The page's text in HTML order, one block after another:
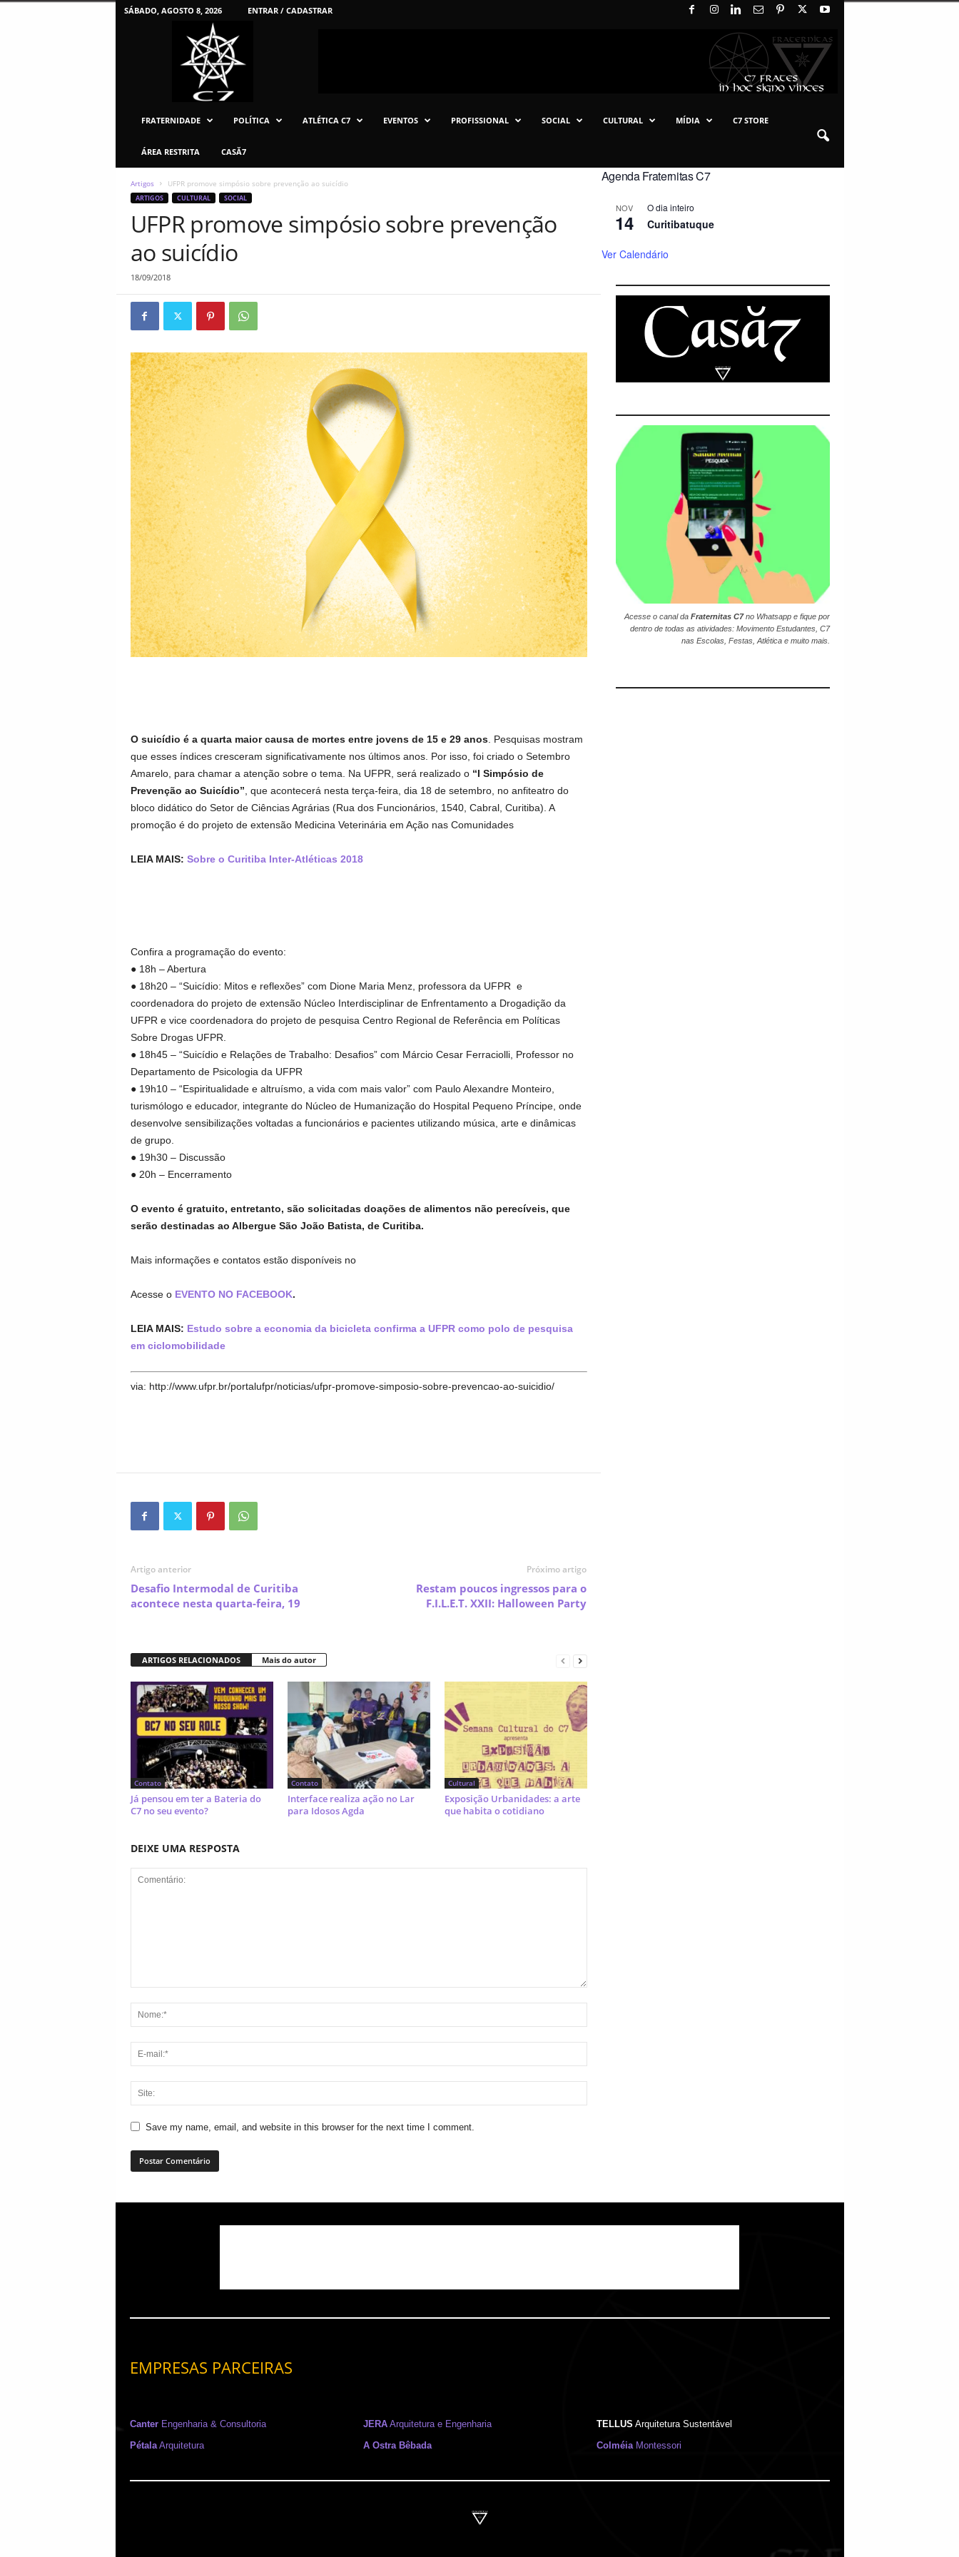
SÁBADO, AGOSTO 8, 2026
ENTRAR / CADASTRAR
FRATERNIDADE
POLÍTICA ATLÉTICA C7 EVENTOS PROFISSIONAL SOCIAL CULTURAL MÍDIA C7 STORE
ÁREA RESTRITA CASĂ7
Artigos UFPR promove simpósio sobre prevenção ao suicídio
ARTIGOS CULTURAL SOCIAL
UFPR promove simpósio sobre prevenção
ao suicídio
18/09/2018
O suicídio é a quarta maior causa de mortes entre jovens de 15 e 29 anos. Pesquisas mostram
que esses índices cresceram significativamente nos últimos anos. Por isso, foi criado o Setembro
Amarelo, para chamar a atenção sobre o tema. Na UFPR, será realizado o “I Simpósio de
Prevenção ao Suicídio” , que acontecerá nesta terça-feira, dia 18 de setembro, no anfiteatro do
bloco didático do Setor de Ciências Agrárias (Rua dos Funcionários, 1540, Cabral, Curitiba). A
promoção é do projeto de extensão Medicina Veterinária em Ação nas Comunidades
LEIA MAIS: Sobre o Curitiba Inter-Atléticas 2018
Confira a programação do evento:
● 18h – Abertura
● 18h20 – “Suicídio: Mitos e reflexões” com Dione Maria Menz, professora da UFPR e
coordenadora do projeto de extensão Núcleo Interdisciplinar de Enfrentamento a Drogadição da
UFPR e vice coordenadora do projeto de pesquisa Centro Regional de Referência em Políticas
Sobre Drogas UFPR.
● 18h45 – “Suicídio e Relações de Trabalho: Desafios” com Márcio Cesar Ferraciolli, Professor no
Departamento de Psicologia da UFPR
● 19h10 – “Espiritualidade e altruísmo, a vida com mais valor” com Paulo Alexandre Monteiro,
turismólogo e educador, integrante do Núcleo de Humanização do Hospital Pequeno Príncipe, onde
desenvolve sensibilizações voltadas a funcionários e pacientes utilizando música, arte e dinâmicas
de grupo.
● 19h30 – Discussão
● 20h – Encerramento
O evento é gratuito, entretanto, são solicitadas doações de alimentos não perecíveis, que
serão destinadas ao Albergue São João Batista, de Curitiba.
Mais informações e contatos estão disponíveis no
Acesse o EVENTO NO FACEBOOK.
LEIA MAIS: Estudo sobre a economia da bicicleta confirma a UFPR como polo de pesquisa
em ciclomobilidade
via: http://www.ufpr.br/portalufpr/noticias/ufpr-promove-simposio-sobre-prevencao-ao-suicidio/
Artigo anterior
Desafio Intermodal de Curitiba
acontece nesta quarta-feira, 19
Próximo artigo
Restam poucos ingressos para o
F.I.L.E.T. XXII: Halloween Party
ARTIGOS RELACIONADOS Mais do autor
Contato
Já pensou em ter a Bateria do
C7 no seu evento?
Contato
Interface realiza ação no Lar
para Idosos Agda
Cultural
Exposição Urbanidades: a arte
que habita o cotidiano
DEIXE UMA RESPOSTA
Save my name, email, and website in this browser for the next time I comment.
Agenda Fraternitas C7
NOV
14
O dia inteiro
Curitibatuque
Ver Calendário
Acesse o canal da Fraternitas C7no Whatsappe fique por
dentro de todas as atividades: Movimento Estudantes, C7
nas Escolas, Festas, Atlética e muito mais.
EMPRESAS PARCEIRAS
CanterEngenharia & Consultoria
PétalaArquitetura
JERAArquitetura e Engenharia
A Ostra Bêbada
TELLUS Arquitetura Sustentável
Colméia Montessori